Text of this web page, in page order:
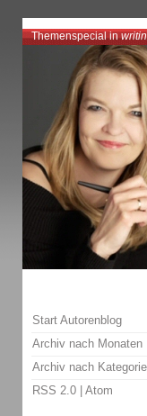
Themenspecial in
Start Autorenblog
Archiv nach Monaten
Archiv nach
RSS 2.0 | Atom